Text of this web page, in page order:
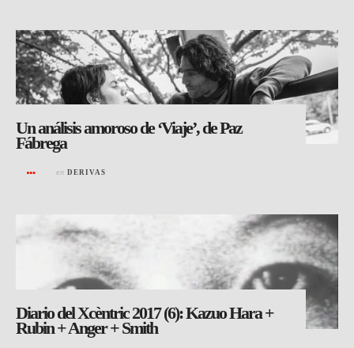
Un análisis amoroso de ‘Viaje’, de Paz
Fábrega
en DERIVAS
Diario del Xcèntric 2017 (6): Kazuo Hara +
Rubin + Anger + Smith